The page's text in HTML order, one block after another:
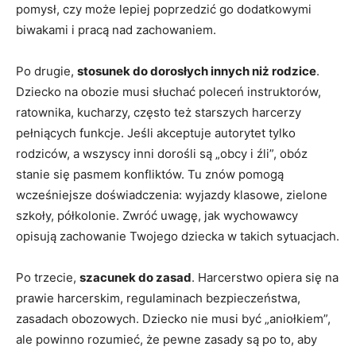
pomysł, czy może lepiej poprzedzić go dodatkowymi
biwakami i pracą nad zachowaniem.
Po drugie, stosunek do dorosłych innych niż rodzice.
Dziecko na obozie musi słuchać poleceń instruktorów,
ratownika, kucharzy, często też starszych harcerzy
pełniących funkcje. Jeśli akceptuje autorytet tylko
rodziców, a wszyscy inni dorośli są „obcy i źli”, obóz
stanie się pasmem konfliktów. Tu znów pomogą
wcześniejsze doświadczenia: wyjazdy klasowe, zielone
szkoły, półkolonie. Zwróć uwagę, jak wychowawcy
opisują zachowanie Twojego dziecka w takich sytuacjach.
Po trzecie, szacunek do zasad. Harcerstwo opiera się na
prawie harcerskim, regulaminach bezpieczeństwa,
zasadach obozowych. Dziecko nie musi być „aniołkiem”,
ale powinno rozumieć, że pewne zasady są po to, aby